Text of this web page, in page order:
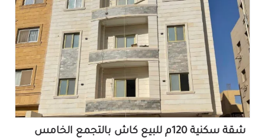
شقة سكنية 120م للبيع كاش بالتجمع الخامس